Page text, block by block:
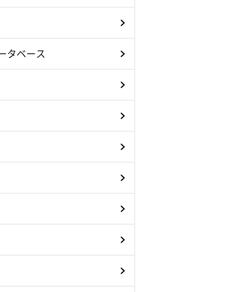
タベース